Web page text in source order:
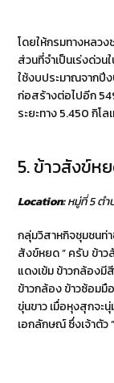
โดยให้กรมทางหลวง
ส่วนที่จำเป็นเร่งด่ว
ใช้งบประมาณจากปี
ก่อสร้างต่อไปอีก
ระยะทาง 5.450 กิโล
5. ข้าวสังข์ห
Location:หมู่ที่ 5 ตำ
กลุ่มวิสาหกิจชุมชนท่
สังข์หยด ” ครับ ข้า
แดงเข้ม ข้าวกล้องมี
ข้าวกล้อง ข้าวซ้อม
ขุ่นขาว เมื่อหุงสุกจะ
เอกลักษณ์ ซึ่งเจ้าตัว